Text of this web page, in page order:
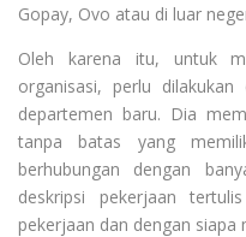
Gopay, Ovo atau di luar
Oleh karena itu, untuk
organisasi, perlu
departemen baru. Dia
tanpa batas yang
berhubungan dengan
deskripsi pekerjaan
pekerjaan dan dengan siapa